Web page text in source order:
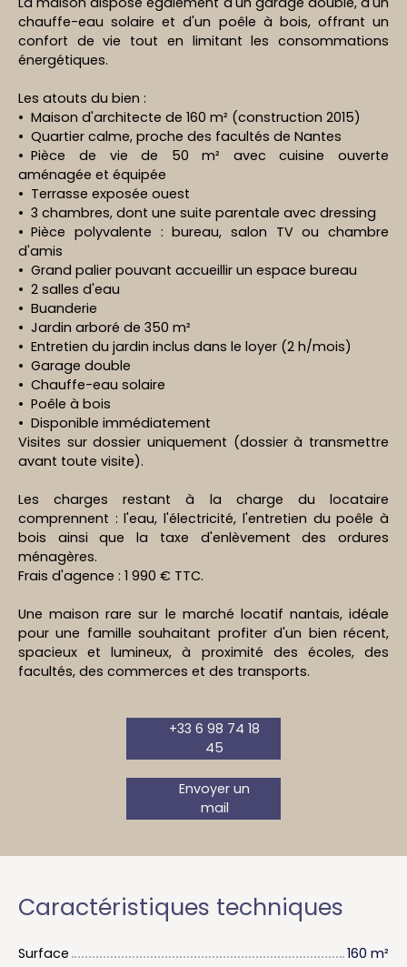
chauffe-eau solaire et d'un poêle à bois, offrant un
confort de vie tout en limitant les consommations
énergétiques.
Les atouts du bien :
Maison d'architecte de 160 m² (construction 2015)
Quartier calme, proche des facultés de Nantes
Pièce de vie de 50 m² avec cuisine ouverte
aménagée et équipée
Terrasse exposée ouest
3 chambres, dont une suite parentale avec dressing
Pièce polyvalente : bureau, salon TV ou chambre
d'amis
Grand palier pouvant accueillir un espace bureau
2 salles d'eau
Buanderie
Jardin arboré de 350 m²
Entretien du jardin inclus dans le loyer (2 h/mois)
Garage double
Chauffe-eau solaire
Poêle à bois
Disponible immédiatement
Visites sur dossier uniquement (dossier à transmettre
avant toute visite).
Les charges restant à la charge du locataire
comprennent : l'eau, l'électricité, l'entretien du poêle à
bois ainsi que la taxe d'enlèvement des ordures
ménagères.
Frais d'agence : 1 990 € TTC.
Une maison rare sur le marché locatif nantais, idéale
pour une famille souhaitant profiter d'un bien récent,
spacieux et lumineux, à proximité des écoles, des
facultés, des commerces et des transports.
+33 6 98 74 18
45
Envoyer un
mail
Caractéristiques techniques
Surface 160 m²